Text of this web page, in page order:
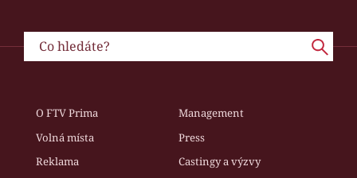
O FTV Prima
Management
Volná místa
Press
Reklama
Castingy a výzvy